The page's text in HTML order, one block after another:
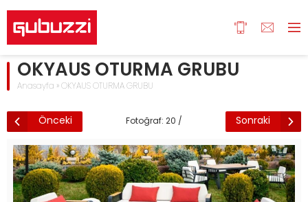
OKYAUS OTURMA GRUBU
Anasayfa » OKYAUS OTURMA GRUBU
Önceki Fotoğraf: 20 / Sonraki